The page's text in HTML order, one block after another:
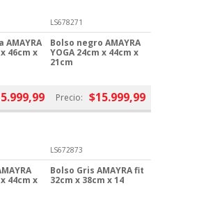
AMAYRA
46cm x
LS678271
Bolso negro AMAYRA
YOGA 24cm x 44cm x
21cm
Precio: $15.999,99
44cm x
LS672873
Bolso Gris AMAYRA fit
32cm x 38cm x 14